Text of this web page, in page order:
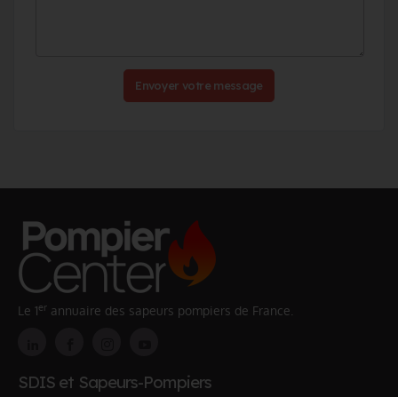
Envoyer votre message
Le 1er annuaire des sapeurs pompiers de France.
SDIS et Sapeurs-Pompiers